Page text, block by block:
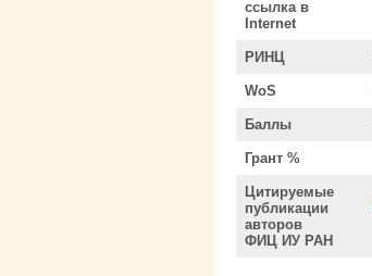
ссылка в
Internet
РИНЦ
WoS
Баллы
Грант %
Цитируемые
публикации
авторов
ФИЦ ИУ РАН